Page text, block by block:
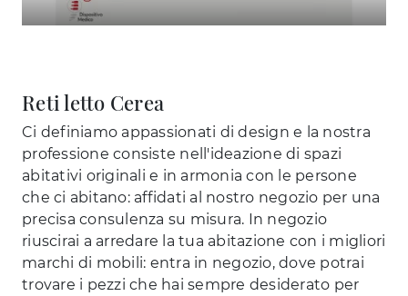
Reti letto Cerea
Ci definiamo appassionati di design e la nostra
professione consiste nell'ideazione di spazi
abitativi originali e in armonia con le persone
che ci abitano: affidati al nostro negozio per una
precisa consulenza su misura. In negozio
riuscirai a arredare la tua abitazione con i migliori
marchi di mobili: entra in negozio, dove potrai
trovare i pezzi che hai sempre desiderato per